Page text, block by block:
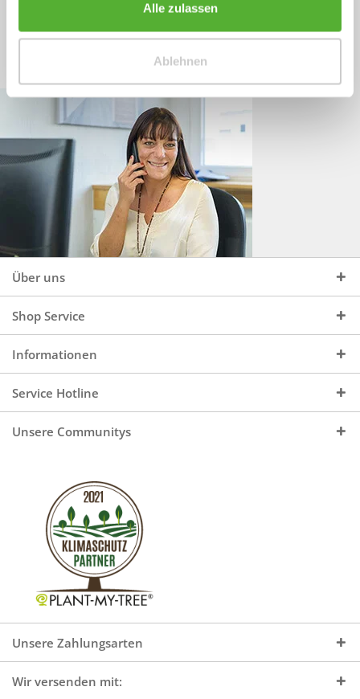
Alle zulassen
Ablehnen
+49 (0)4244 965 34 04
Mo - Do, 09:00 - 16:00 Uhr
und Fr, 09:00 - 13:00 Uhr
Über uns
Shop Service
Informationen
Service Hotline
Unsere Communitys
Unsere Zahlungsarten
Wir versenden mit: